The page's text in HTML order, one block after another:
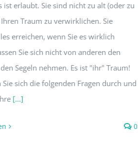
ist erlaubt. Sie sind nicht zu alt (oder zu
Traum zu verwirklichen. Sie
erreichen, wenn Sie es wirklich
Sie sich nicht von anderen den
Segeln nehmen. Es ist "ihr" Traum!
Sie sich die folgenden Fragen durch und
[...]
0